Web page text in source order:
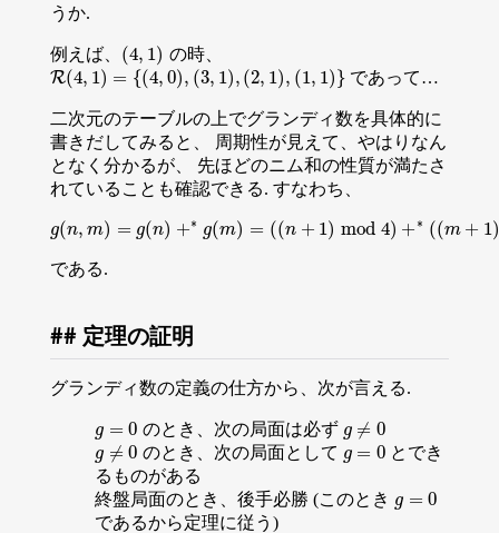
うか.
例えば、 (4, 1)
(4,1)
の時、
R(4, 1) = {(4, 0), (3, 1), (2, 1), (1, 1)}
R(4,1 )={(4 0 ),(3 ,1), (2,1 ),(1 ,1)} であって…
二次元のテーブルの上でグランディ数を具体的に
書きだしてみると、 周期性が見えて、やはりなん
となく分かるが、 先ほどのニム和の性質が満たさ
れていることも確認できる. すなわち、
g(n, m) = g(n) +∗ g(m) = ((n + 1) mod 4) + ∗ ((m + 1
g (n,m) =g( n)+∗g m = ((n +1 )mod4)+ ∗( (m+ 1 )mod4 )
である.
定理の証明
グランディ数の定義の仕方から、次が言える.
g = 0
g=0 のとき、次の局面は必ず g ≠ 0
g≠0
g ≠ 0
g≠0 のとき、次の局面として g = 0
g=0
とでき
るものがある
終盤局面のとき、後手必勝 (このとき g = 0
g=0
であるから定理に従う)